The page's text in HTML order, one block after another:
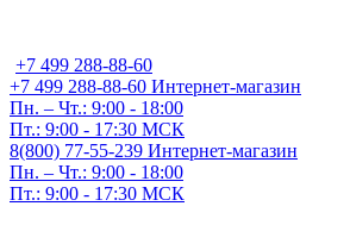
+7 499 288-88-60
+7 499 288-88-60 Интернет-магазин
Пн. – Чт.: 9:00 - 18:00
Пт.: 9:00 - 17:30 МСК
8(800) 77-55-239 Интернет-магазин
Пн. – Чт.: 9:00 - 18:00
Пт.: 9:00 - 17:30 МСК